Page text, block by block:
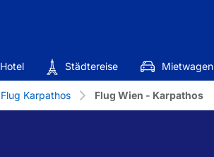
Hotel Städtereise Mietwagen
Flug Karpathos Flug Wien - Karpathos